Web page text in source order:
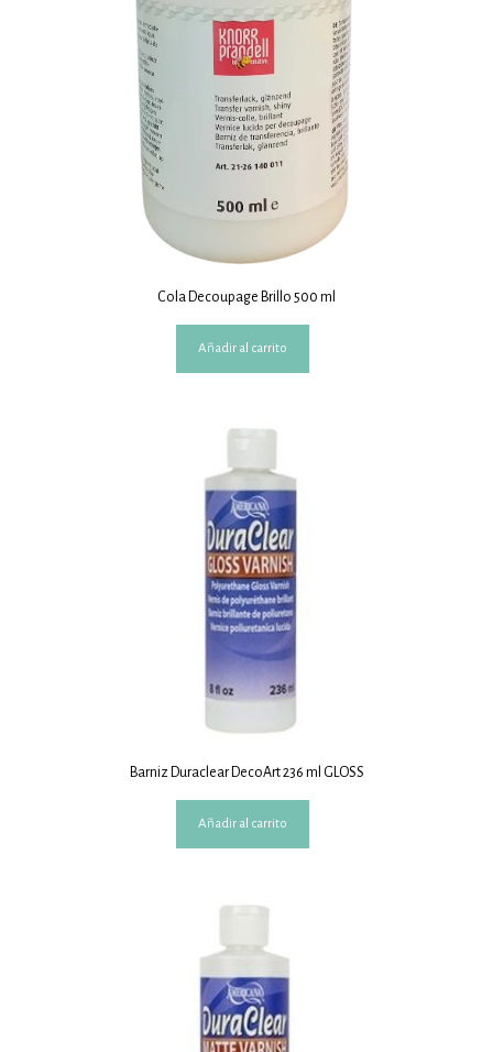
Cola Decoupage Brillo 500 ml
Añadir al carrito
Barniz Duraclear DecoArt 236 ml GLOSS
Añadir al carrito